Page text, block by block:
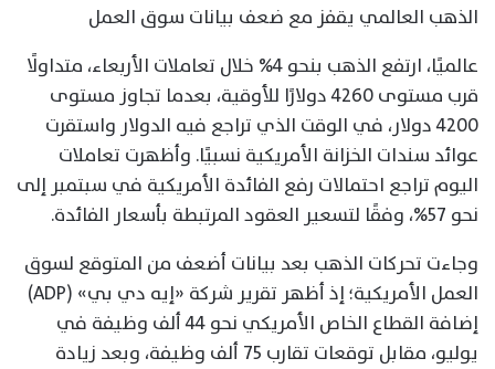
الذهب العالمي يقفز مع ضعف بيانات سوق العمل
عالميًا، ارتفع الذهب بنحو 4% خلال تعاملات الأربعاء، متداولًا
قرب مستوى 4260 دولارًا للأوقية، بعدما تجاوز مستوى
4200 دولار، في الوقت الذي تراجع فيه الدولار واستقرت
عوائد سندات الخزانة الأمريكية نسبيًا. وأظهرت تعاملات
اليوم تراجع احتمالات رفع الفائدة الأمريكية في سبتمبر إلى
نحو 57%، وفقًا لتسعير العقود المرتبطة بأسعار الفائدة.
وجاءت تحركات الذهب بعد بيانات أضعف من المتوقع لسوق
العمل الأمريكية؛ إذ أظهر تقرير شركة «إيه دي بي» (ADP)
إضافة القطاع الخاص الأمريكي نحو 44 ألف وظيفة في
يوليو، مقابل توقعات تقارب 75 ألف وظيفة، وبعد زيادة